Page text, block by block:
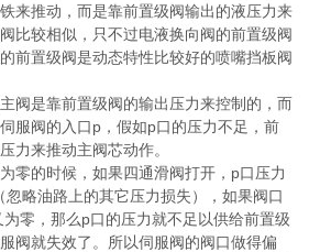
来推动，而是靠前置级阀输出的液压力来
比较相似，只不过电液换向阀的前置级阀
前置级阀是动态特性比较好的喷嘴挡板阀
是靠前置级阀的输出压力来控制的，而
服阀的入口p，假如p口的压力不足，前
力来推动主阀芯动作。
的时候，如果四通滑阀打开，p口压力
略油路上的其它压力损失），如果阀口
零，那么p口的压力就不足以供给前置级
阀就失效了。所以伺服阀的阀口做得偏